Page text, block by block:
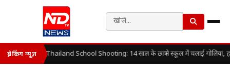
ब्रेकिंग न्यूज़ Thailand School Shooting: 14 साल के छात्र ने स्कूल में चलाई गोलियां,